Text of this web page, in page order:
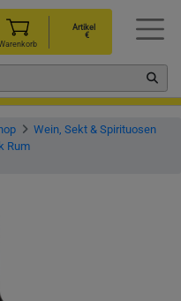
Artikel
€
Wein, Sekt & Spirituosen
Rum